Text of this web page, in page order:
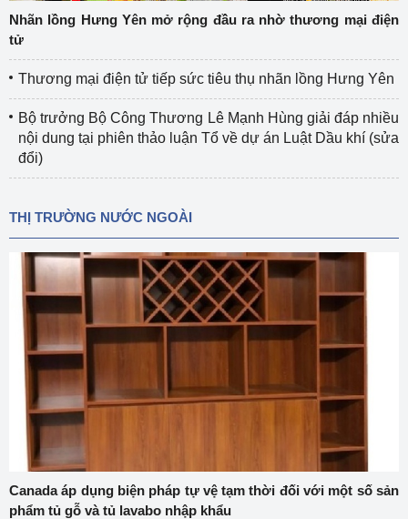
Nhãn lồng Hưng Yên mở rộng đầu ra nhờ thương mại điện
tử
Thương mại điện tử tiếp sức tiêu thụ nhãn lồng Hưng Yên
Bộ trưởng Bộ Công Thương Lê Mạnh Hùng giải đáp nhiều
nội dung tại phiên thảo luận Tổ về dự án Luật Dầu khí (sửa
đổi)
THỊ TRƯỜNG NƯỚC NGOÀI
Canada áp dụng biện pháp tự vệ tạm thời đối với một số sản
phẩm tủ gỗ và tủ lavabo nhập khẩu